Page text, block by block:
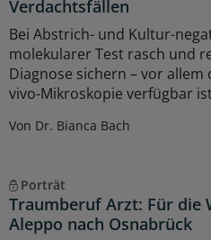
Verdachtsfällen
Bei Abstrich- und Kultur-
molekularer Test rasch und
Diagnose sichern – vor
vivo-Mikroskopie verfügbar
Von Dr. Bianca Bach
Porträt
Traumberuf Arzt: Für die
Aleppo nach Osnabrück